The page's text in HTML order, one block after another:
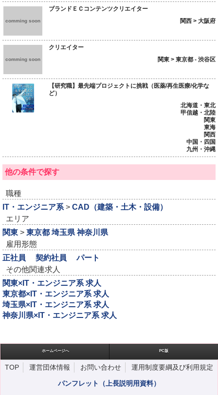
comming soon
ブランドＥＣコンテンツクリエイター
関西 > 大阪府
comming soon
クリエイター
関東 > 東京都 - 渋谷区
【研究職】最先端プロジェクトに挑戦（医薬/再生医療/化学な
ど）
北海道・東北
甲信越・北陸
関東
東海
関西
中国・四国
九州・沖縄
他の条件で探す
職種
IT・エンジニア系 > CAD（建築・土木・設備）
エリア
関東 > 東京都 埼玉県 神奈川県
雇用形態
正社員
契約社員
パート
その他関連求人
関東×IT・エンジニア系 求人
東京都×IT・エンジニア系 求人
埼玉県×IT・エンジニア系 求人
神奈川県×IT・エンジニア系 求人
ホームページへ PC版
TOP 運営団体情報 お問い合わせ 運用制度要綱及び利用規定
パンフレット（上長説明用資料）